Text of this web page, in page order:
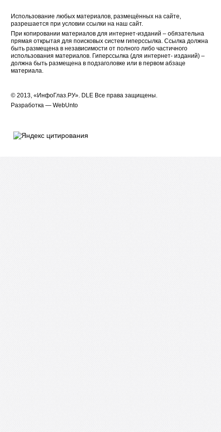
Использование любых материалов, размещённых на сайте,
разрешается при условии ссылки на наш сайт.
При копировании материалов для интернет-изданий – обязательна
прямая открытая для поисковых систем гиперссылка. Ссылка должна
быть размещена в независимости от полного либо частичного
использования материалов. Гиперссылка (для интернет- изданий) –
должна быть размещена в подзаголовке или в первом абзаце
материала.
© 2013, «ИнфоГлаз.РУ». DLE Все права защищены.
Разработка —WebUnto